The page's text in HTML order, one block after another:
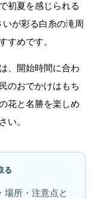
初夏を感じられる
が彩る白糸の滝周
すめです。
、開始時間に合わ
のおでかけはもち
花と名勝を楽しめ
い。
る
場所・注意点と